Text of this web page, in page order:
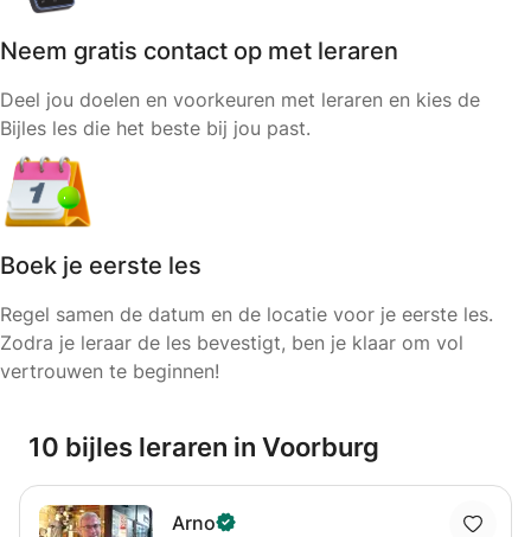
Neem gratis contact op met leraren
Deel jou doelen en voorkeuren met leraren en kies de
Bijles les die het beste bij jou past.
Boek je eerste les
Regel samen de datum en de locatie voor je eerste les.
Zodra je leraar de les bevestigt, ben je klaar om vol
vertrouwen te beginnen!
10 bijles leraren in Voorburg
Arno